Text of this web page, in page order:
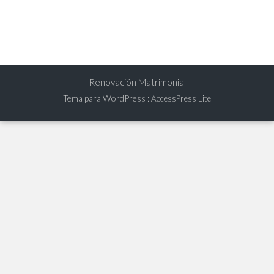
Renovación Matrimonial
Tema para WordPress :AccessPress Lite